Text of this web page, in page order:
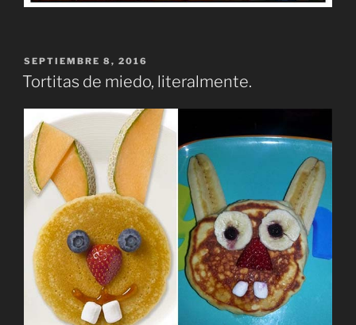
PUBLICADO
EL
SEPTIEMBRE 8, 2016
Tortitas de miedo, literalmente.